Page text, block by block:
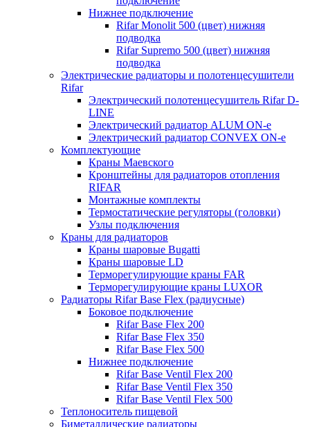
Нижнее подключение
Rifar Monolit 500 (цвет) нижняя
подводка
Rifar Supremo 500 (цвет) нижняя
подводка
Электрические радиаторы и полотенцесушители
Rifar
Электрический полотенцесушитель Rifar D-
LINE
Электрический радиатор ALUM ON-e
Электрический радиатор CONVEX ON-e
Комплектующие
Краны Маевского
Кронштейны для радиаторов отопления
RIFAR
Монтажные комплекты
Термостатические регуляторы (головки)
Узлы подключения
Краны для радиаторов
Краны шаровые Bugatti
Краны шаровые LD
Терморегулирующие краны FAR
Терморегулирующие краны LUXOR
Радиаторы Rifar Base Flex (радиусные)
Боковое подключение
Rifar Base Flex 200
Rifar Base Flex 350
Rifar Base Flex 500
Нижнее подключение
Rifar Base Ventil Flex 200
Rifar Base Ventil Flex 350
Rifar Base Ventil Flex 500
Теплоноситель пищевой
Биметаллические радиаторы